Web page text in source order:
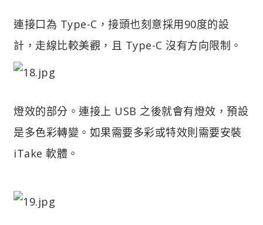
連接口為 Type-C，接頭也刻意採用90度的設
計，走線比較美觀，且 Type-C 沒有方向限制。
燈效的部分。連接上 USB 之後就會有燈效，預設
是多色彩轉變。如果需要多彩或特效則需要安裝
iTake 軟體。